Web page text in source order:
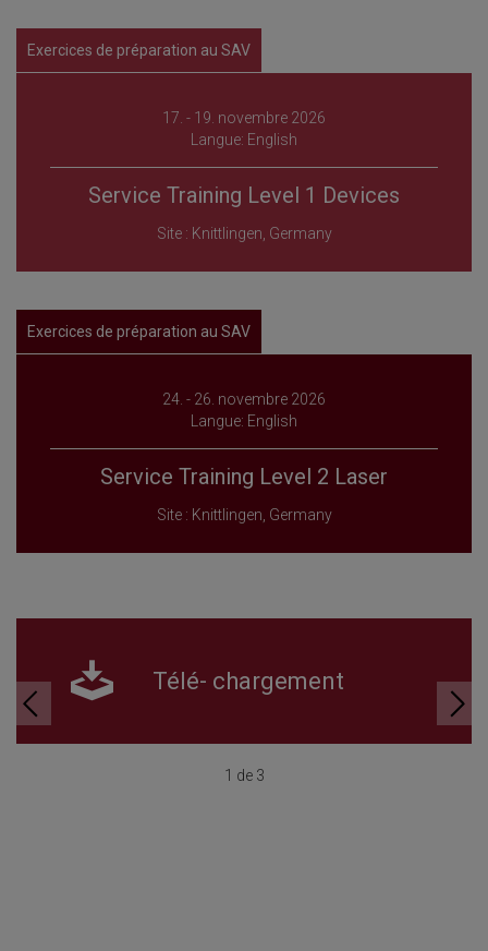
Exercices de préparation au SAV
17. - 19. novembre 2026
Langue: English
Service Training Level 1 Devices
Site : Knittlingen, Germany
Exercices de préparation au SAV
24. - 26. novembre 2026
Langue: English
Service Training Level 2 Laser
Site : Knittlingen, Germany
Télé- chargement
1 de 3